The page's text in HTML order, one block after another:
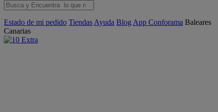
Estado de mi pedido Tiendas Ayuda Blog App Conforama Baleares
Canarias